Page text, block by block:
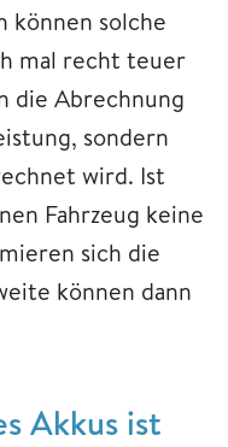
können solche
mal recht teuer
die Abrechnung
sondern
wird. Ist
Fahrzeug keine
sich die
können dann
Akkus ist